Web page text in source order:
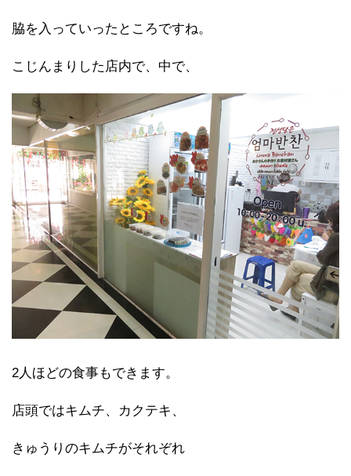
脇を入っていったところですね。
こじんまりした店内で、中で、
2人ほどの食事もできます。
店頭ではキムチ、カクテキ、
きゅうりのキムチがそれぞれ